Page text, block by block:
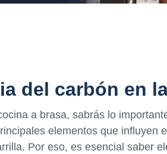
del carbón en
a brasa, sabrás lo
elementos que influyen
Por eso, es esencial saber